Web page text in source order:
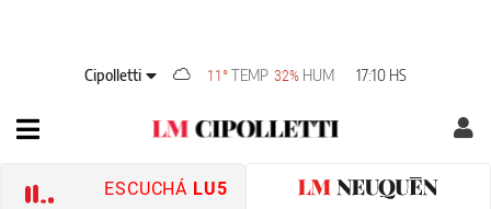
Cipolletti 11°TEMP 32% HUM 17:10 HS
ESCUCHÁ LU5